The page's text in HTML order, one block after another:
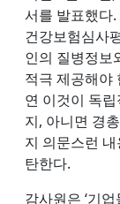
서를 발표했다
건강보험심사
인의 질병정보
적극 제공해야
연 이것이 독
지, 아니면 경
지 의문스런
탄한다.
감사원은 ‘기